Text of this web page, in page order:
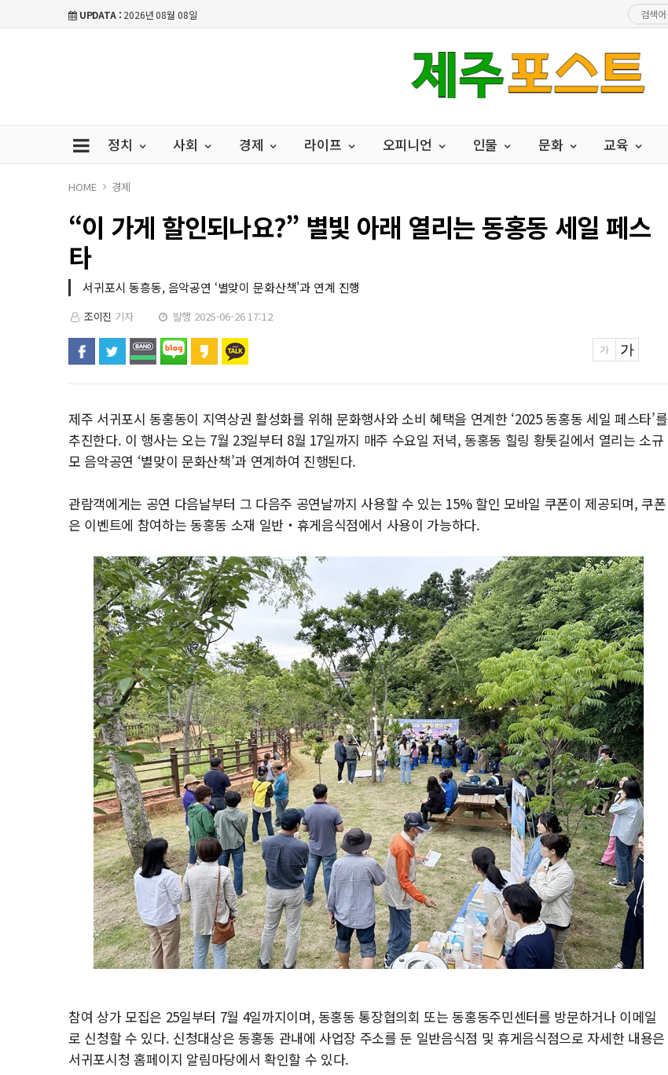
UPDATA : 2026년 08월 08일
정치 사회 경제 라이프 오피니언 인물 문화 교육
HOME 경제
“이 가게 할인되나요?” 별빛 아래 열리는 동홍동 세일 페스
타
서귀포시 동흥동, 음악공연 ‘별맞이 문화산책’과 연계 진행
조이진 기자 발행 2025-06-26 17:12
제주 서귀포시 동홍동이 지역상권 활성화를 위해 문화행사와 소비 혜택을 연계한 ‘2025 동홍동 세일 페스타’를
추진한다. 이 행사는 오는 7월 23일부터 8월 17일까지 매주 수요일 저녁, 동홍동 힐링 황톳길에서 열리는 소규
모 음악공연 ‘별맞이 문화산책’과 연계하여 진행된다.
관람객에게는 공연 다음날부터 그 다음주 공연날까지 사용할 수 있는 15% 할인 모바일 쿠폰이 제공되며, 쿠폰
은 이벤트에 참여하는 동홍동 소재 일반‧휴게음식점에서 사용이 가능하다.
참여 상가 모집은 25일부터 7월 4일까지이며, 동홍동 통장협의회 또는 동홍동주민센터를 방문하거나 이메일
로 신청할 수 있다. 신청대상은 동홍동 관내에 사업장 주소를 둔 일반음식점 및 휴게음식점으로 자세한 내용은
서귀포시청 홈페이지 알림마당에서 확인할 수 있다.